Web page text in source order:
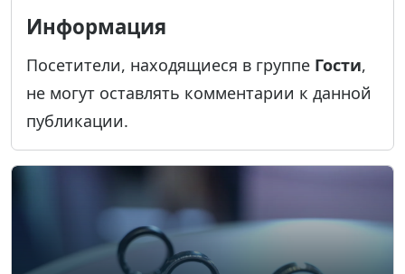
Информация
Посетители, находящиеся в группе Гости,
не могут оставлять комментарии к данной
публикации.